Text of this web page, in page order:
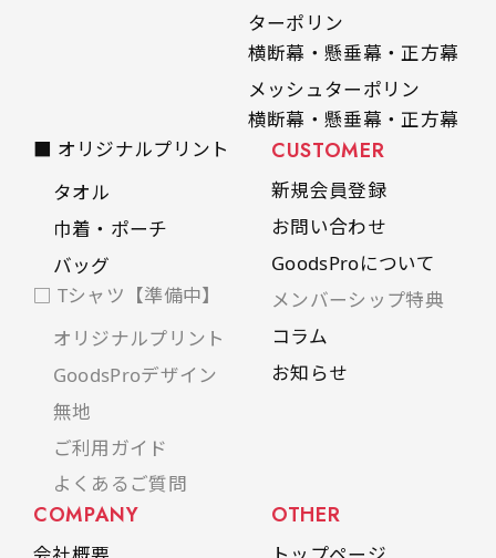
ターポリン
横断幕・懸垂幕・正方幕
メッシュターポリン
横断幕・懸垂幕・正方幕
■ オリジナルプリント
タオル
巾着・ポーチ
バッグ
□ Tシャツ【準備中】
オリジナルプリント
GoodsProデザイン
無地
ご利用ガイド
よくあるご質問
CUSTOMER
新規会員登録
お問い合わせ
GoodsProについて
メンバーシップ特典
コラム
お知らせ
COMPANY OTHER